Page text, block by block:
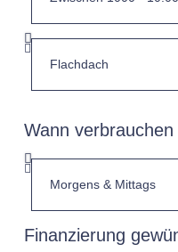
Wann
Finanzierung